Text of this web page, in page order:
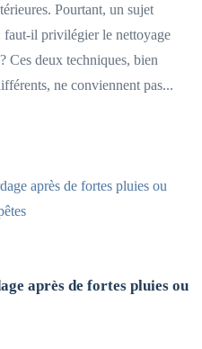
Pourtant, un sujet
faut-il privilégier le nettoyage
Ces deux techniques, bien
ne conviennent pas...
après de fortes pluies ou